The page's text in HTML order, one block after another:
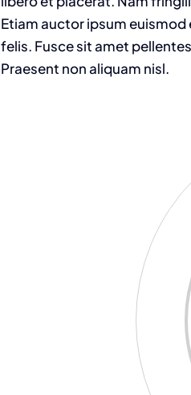
Etiam auctor ipsum
felis. Fusce sit amet
Praesent non aliquam nisl.